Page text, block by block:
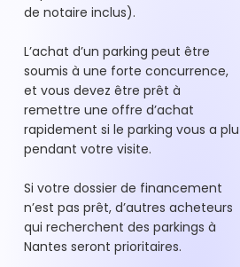
de notaire inclus).
L’achat d’un parking peut être
soumis à une forte concurrence,
et vous devez être prêt à
remettre une offre d’achat
rapidement si le parking vous a plu
pendant votre visite.
Si votre dossier de financement
n’est pas prêt, d’autres acheteurs
qui recherchent des parkings à
Nantes seront prioritaires.